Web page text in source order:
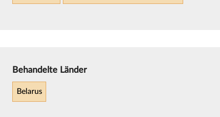
Behandelte Länder
Belarus